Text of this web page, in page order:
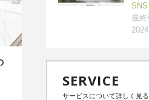
最終
SERVICE
サービスについて詳しく見る